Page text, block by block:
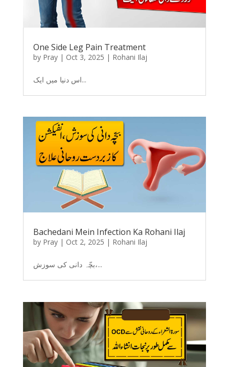
One Side Leg Pain Treatment
by Pray| Oct 3, 2025 | Rohani Ilaj
اس دنیا میں ایک...
Bachedani Mein Infection Ka Rohani Ilaj
by Pray| Oct 2, 2025 | Rohani Ilaj
بچّہ دانی کی سوزش،...